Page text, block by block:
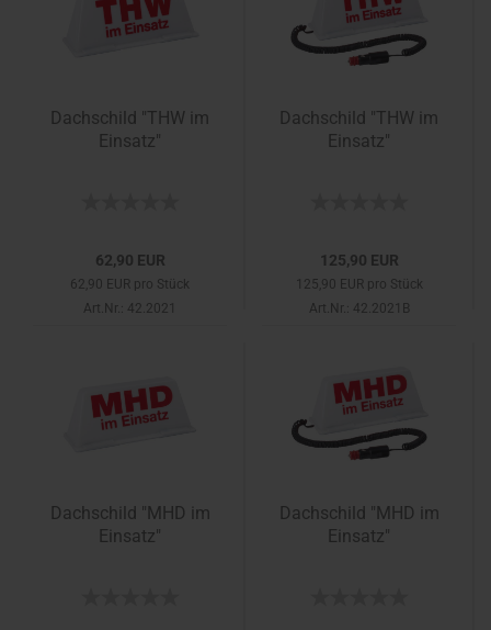
Dachschild "THW im
Einsatz"
62,90 EUR
62,90 EUR pro Stück
Art.Nr.: 42.2021
Dachschild "THW im
Einsatz"
125,90 EUR
125,90 EUR pro Stück
Art.Nr.: 42.2021B
Dachschild "MHD im
Einsatz"
Dachschild "MHD im
Einsatz"